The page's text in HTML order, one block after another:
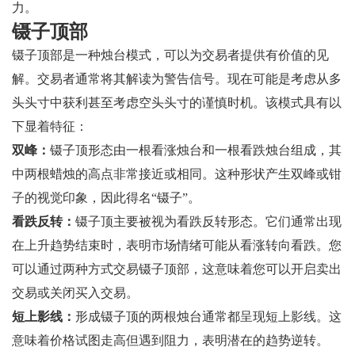
力。
镊子顶部
镊子顶部是一种烛台模式，可以为交易者提供有价值的见
解。交易者通常将其解读为警告信号。现在可能是考虑从多
头头寸中获利甚至考虑空头头寸的谨慎时机。该模式具有以
下显着特征：
双峰： 镊子顶形态由一根看涨烛台和一根看跌烛台组成，其
中两根蜡烛的高点非常接近或相同。这种形状产生双峰或钳
子的视觉印象，因此得名“镊子”。
看跌反转： 镊子顶主要被视为看跌反转形态。它们通常出现
在上升趋势结束时，表明市场情绪可能从看涨转向看跌。您
可以通过两种方式交易镊子顶部，这意味着您可以开启卖出
交易或关闭买入交易。
短上影线： 形成镊子顶的两根烛台通常都呈现短上影线。这
意味着价格试图走高但遇到阻力，表明潜在的趋势逆转。